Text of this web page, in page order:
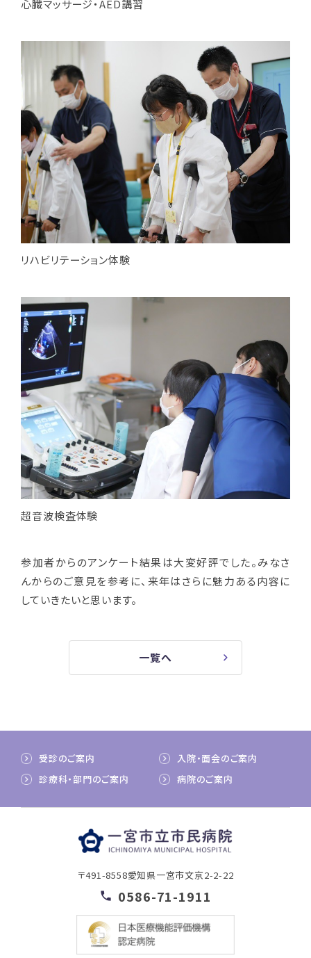
心臓マッサージ・AED講習
リハビリテーション体験
超音波検査体験
参加者からのアンケート結果は大変好評でした。みなさ
んからのご意見を参考に、来年はさらに魅力ある内容に
していきたいと思います。
一覧へ
受診のご案内
入院・面会のご案内
診療科・部門のご案内
病院のご案内
〒491-8558愛知県一宮市文京2-2-22
0586-71-1911